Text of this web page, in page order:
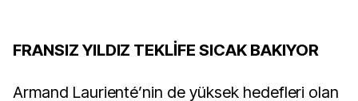
FRANSIZ YILDIZ TEKLİFE SICAK BAKIYOR
Armand Laurienté’nin de yüksek hedefleri olan